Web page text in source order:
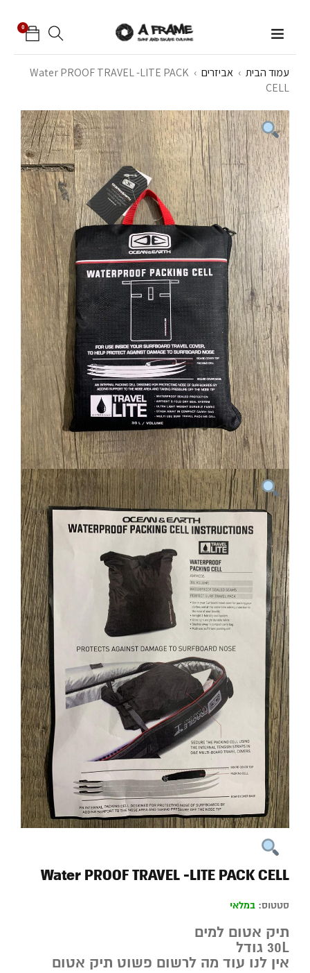
0
עמוד הבית › אביזרים ›
Water PROOF TRAVEL -LITE PACK
CELL
Water PROOF TRAVEL -LITE PACK CELL
סטטוס: במלאי
תיק אטום למים
30L גודל
אין לנו עוד מה לרשום פשוט תיק אטום